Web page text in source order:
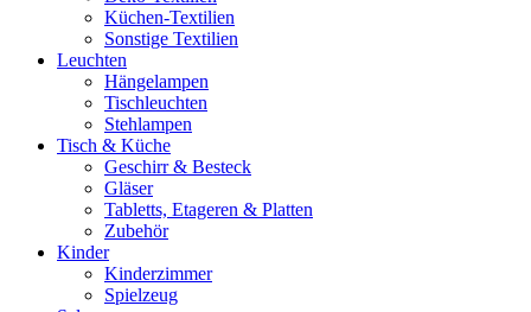
Küchen-Textilien
Sonstige Textilien
Leuchten
Hängelampen
Tischleuchten
Stehlampen
Tisch & Küche
Geschirr & Besteck
Gläser
Tabletts, Etageren & Platten
Zubehör
Kinder
Kinderzimmer
Spielzeug